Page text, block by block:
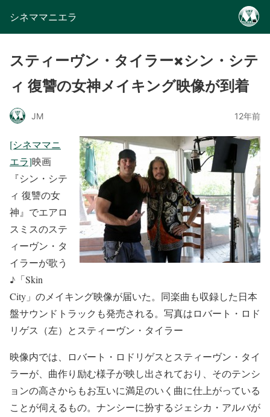
シネママニエラ
スティーヴン・タイラー×シン・シテ
ィ 復讐の女神メイキング映像が到着
JM 12年前
[シネママニ
エラ]映画
『シン・シテ
ィ 復讐の女
神』でエアロ
スミスのステ
ィーヴン・タ
イラーが歌う
♪「Skin
City」のメイキング映像が届いた。同楽曲も収録した日本
盤サウンドトラックも発売される。写真はロバート・ロド
リゲス（左）とスティーヴン・タイラー
映像内では、ロバート・ロドリゲスとスティーヴン・タイ
ラーが、曲作り励む様子が映し出されており、そのテンシ
ョンの高さからもお互いに満足のいく曲に仕上がっている
ことが伺えるもの。ナンシーに扮するジェシカ・アルバが